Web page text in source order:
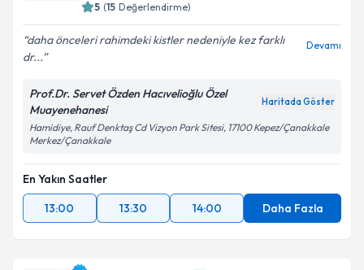
5 (15 Değerlendirme)
daha önceleri rahimdeki kistler nedeniyle kez farklı
dr...
Devamı
Prof.Dr. Servet Özden Hacıvelioğlu Özel
Muayenehanesi
Haritada Göster
Hamidiye, Rauf Denktaş Cd Vizyon Park Sitesi, 17100 Kepez/Çanakkale
Merkez/Çanakkale
En Yakın Saatler
13:00
13:30 14:00 Daha Fazla